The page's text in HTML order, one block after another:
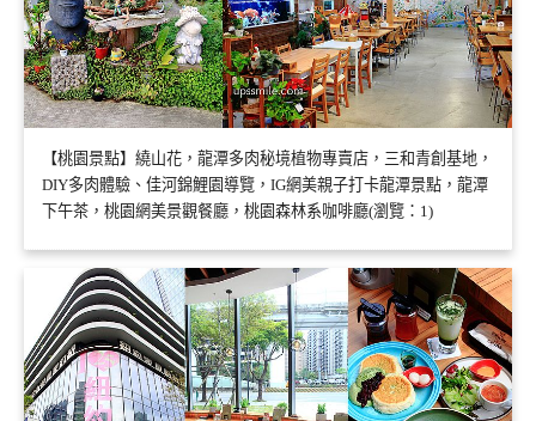
【桃園景點】繞山花，龍潭多肉秘境植物專賣店，三和青創基地，
DIY多肉體驗、佳河錦鯉園導覽，IG網美親子打卡龍潭景點，龍潭
下午茶，桃園網美景觀餐廳，桃園森林系咖啡廳(瀏覽：1)